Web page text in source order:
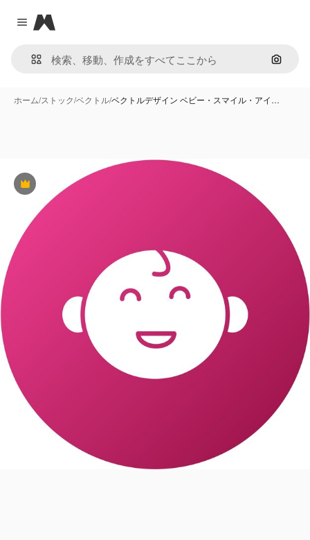
Close menu
Magnific
画像で
ホーム/ストック/ベクトル/ベクトルデザイン ベビー・スマイル・アイ…
Premium